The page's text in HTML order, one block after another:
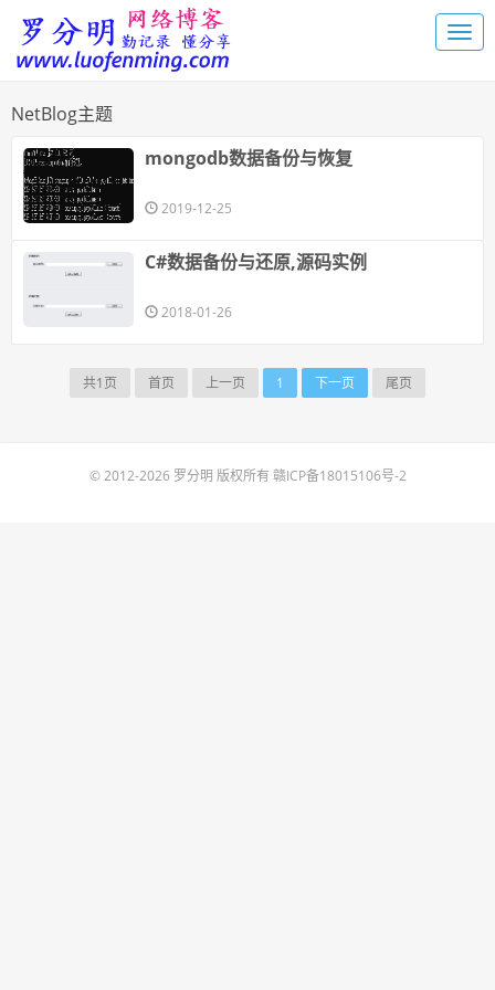
NetBlog主题
mongodb数据备份与恢复
2019-12-25
C#数据备份与还原,源码实例
2018-01-26
共1页 首页 上一页 1 下一页 尾页
© 2012-2026 罗分明 版权所有 赣ICP备18015106号-2